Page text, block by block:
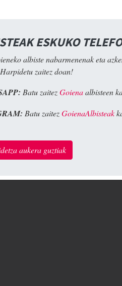
ESKUKO
albiste nabarmenenak eta
zaitez doan!
Batu zaitezGoienaalbisteen
Batu zaitezGoienaAlbisteak
aukera guztiak